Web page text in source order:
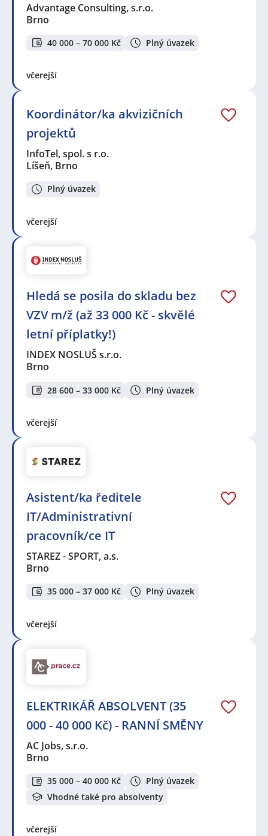
Advantage Consulting, s.r.o.
Brno
40 000 – 70 000 Kč Plný úvazek
včerejší
Koordinátor/ka akvizičních
projektů
InfoTel, spol. s r.o.
Líšeň, Brno
Plný úvazek
včerejší
Hledá se posila do skladu bez
VZV m/ž (až 33 000 Kč - skvělé
letní příplatky!)
INDEX NOSLUŠ s.r.o.
Brno
28 600 – 33 000 Kč Plný úvazek
včerejší
Asistent/ka ředitele
IT/Administrativní
pracovník/ce IT
STAREZ - SPORT, a.s.
Brno
35 000 – 37 000 Kč Plný úvazek
včerejší
ELEKTRIKÁŘ ABSOLVENT (35
000 - 40 000 Kč) - RANNÍ SMĚNY
AC Jobs, s.r.o.
Brno
35 000 – 40 000 Kč
Plný úvazek
Vhodné také pro absolventy
včerejší